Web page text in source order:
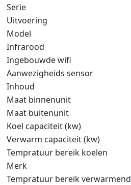
Serie
Uitvoering
Model
Infrarood
Ingebouwde wifi
Aanwezigheids sensor
Inhoud
Maat binnenunit
Maat buitenunit
Koel capaciteit (kw)
Verwarm capaciteit (kw)
Tempratuur bereik koelen
Merk
Tempratuur bereik verwarmend